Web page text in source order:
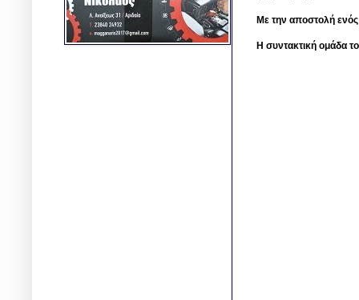
Με την αποστολή
Η συντακτική ομάδα